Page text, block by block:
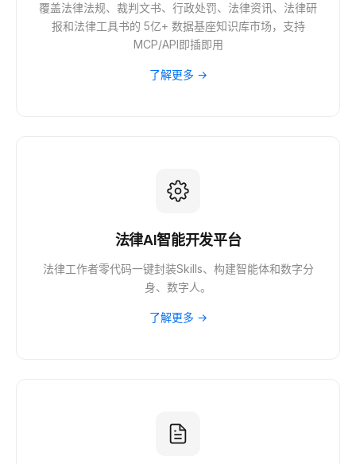
覆盖法律法规、裁判文书、行政处罚、法律资讯、法律研
报和法律工具书的 5亿+ 数据基座知识库市场，支持
MCP/API即插即用
了解更多 →
法律AI智能开发平台
法律工作者零代码一键封装Skills、构建智能体和数字分
身、数字人。
了解更多 →